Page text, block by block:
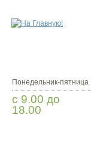
Понедельник-пятница
с 9.00 до
18.00